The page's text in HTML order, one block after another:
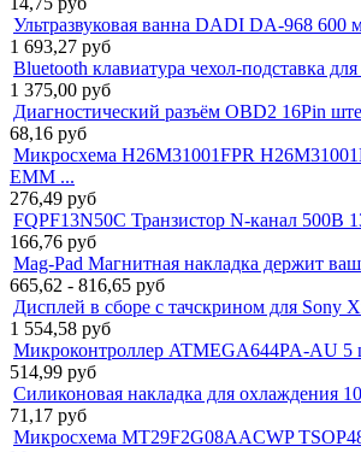
Ультразвуковая ванна DADI DA-968 600
1 693,27 руб
Bluetooth клавиатура чехол-подставка
1 375,00 руб
Диагностический разъём OBD2 16Pin
68,16 руб
Микросхема H26M31001FPR
EMM ...
276,49 руб
FQPF13N50C Транзистор N-канал 500В
166,76 руб
Mag-Pad Магнитная накладка держит
665,62 - 816,65 руб
Дисплей в сборе с тачскрином для Sony
1 554,58 руб
Микроконтроллер ATMEGA644PA-AU 5
514,99 руб
Силиконовая накладка для охлаждения
71,17 руб
Микросхема MT29F2G08AACWP